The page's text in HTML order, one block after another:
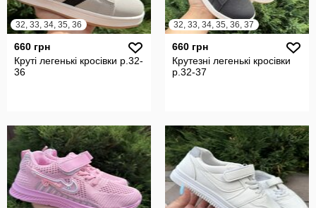
32, 33, 34, 35, 36
660 грн
Круті легенькі кросівки р.32-
36
32, 33, 34, 35, 36, 37
660 грн
Крутезні легенькі кросівки
р.32-37